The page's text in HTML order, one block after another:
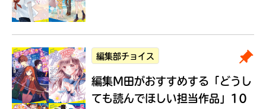
編集部チョイス
編集M田がおすすめする 「どうし
ても読んでほしい担当作品」10